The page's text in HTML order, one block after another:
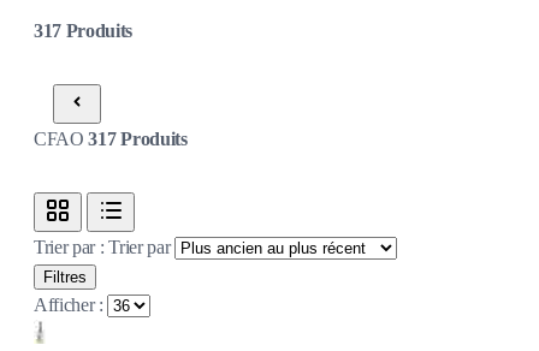
317 Produits
CFAO 317Produits
Trier par :Trier par
Filtres
Afficher :